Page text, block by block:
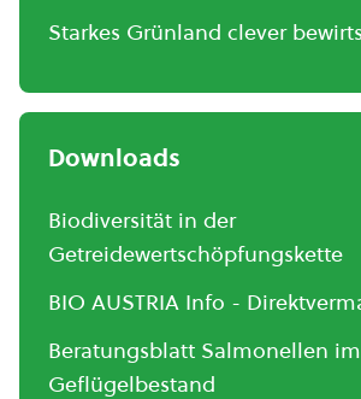
Starkes Grünland clever
Downloads
Biodiversität in der
Getreidewertschöpfungskette
BIO AUSTRIA Info -
Beratungsblatt Salmonellen
Geflügelbestand